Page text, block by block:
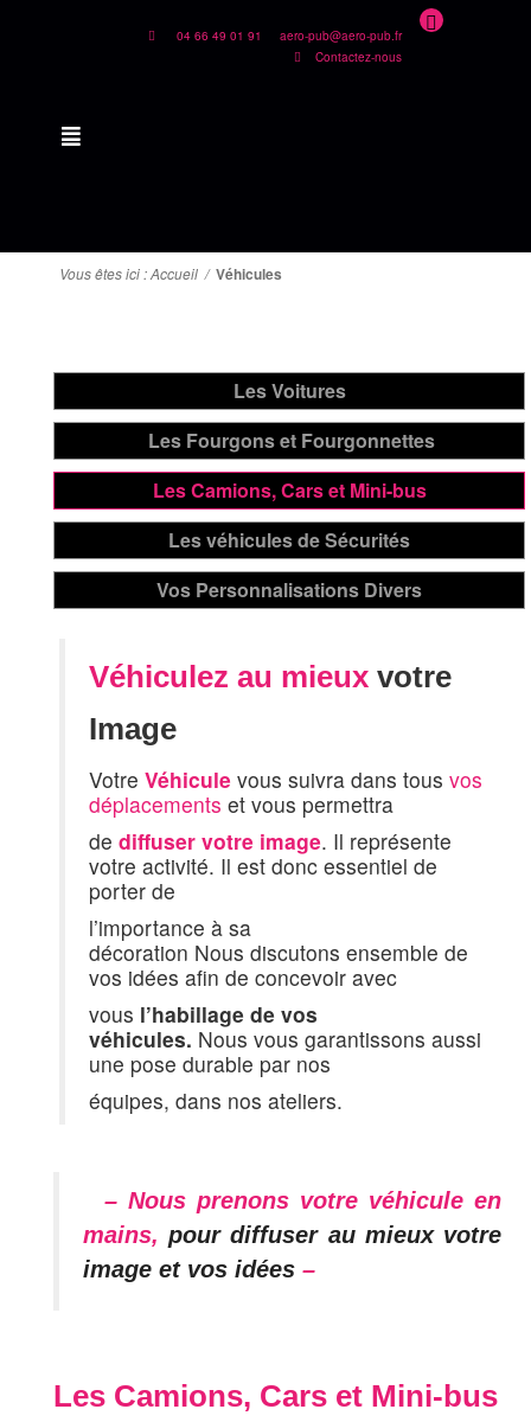
04 66 49 01 91 aero-pub@aero-pub.fr
Contactez-nous
Vous êtes ici :Accueil / Véhicules
Véhiculez au mieux votre
Image
Votre Véhicule vous suivra dans tous vos
déplacements et vous permettra
de diffuser votre image. Il représente
votre activité. Il est donc essentiel de
porter de
l’importance à sa
décoration Nous discutons ensemble de
vos idées afin de concevoir avec
vous l’habillage de vos
véhicules. Nous vous garantissons aussi
une pose durable par nos
équipes, dans nos ateliers.
– Nous prenons votre véhicule en
mains,pour diffuser au mieux votre
image et vos idées –
Les Camions, Cars et Mini-bus